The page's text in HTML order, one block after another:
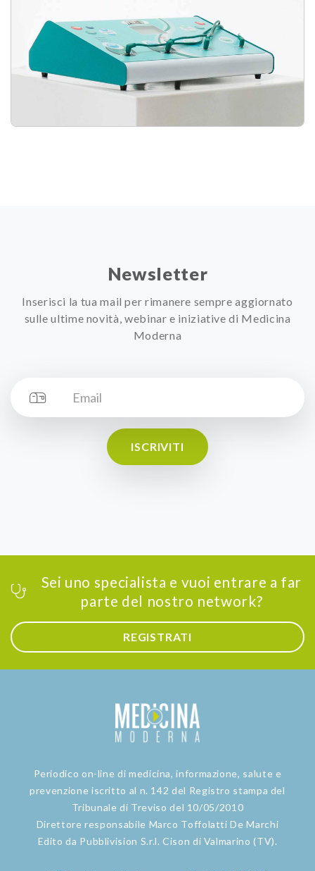
Newsletter
Inserisci la tua mail per rimanere sempre aggiornato
sulle ultime novità, webinar e iniziative di Medicina
Moderna
ISCRIVITI
Sei uno specialista e vuoi entrare a far
parte del nostro network?
REGISTRATI
Periodico on-line di medicina, informazione, salute e
prevenzione iscritto al n. 142 del Registro stampa del
Tribunale di Treviso del 10/05/2010
Direttore responsabile Marco Toffolatti De Marchi
Edito da Pubblivision S.r.l. Cison di Valmarino (TV).